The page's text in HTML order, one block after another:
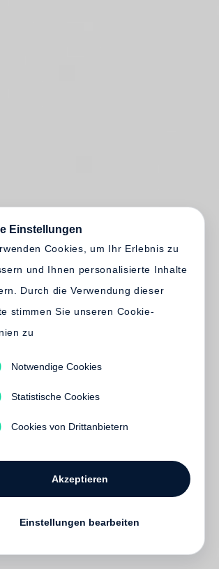
die
Einstellungen
Cookies, um Ihr Erlebnis zu
und Ihnen personalisierte Inhalte
Durch die Verwendung dieser
stimmen Sie unseren Cookie-
zu
Notwendige Cookies
Statistische Cookies
Cookies von Drittanbietern
Akzeptieren
Einstellungen bearbeiten